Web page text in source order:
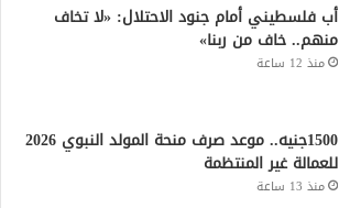
أب فلسطيني أمام جنود الاحتلال: «لا تخاف
منهم.. خاف من ربنا»
منذ 12 ساعة
1500جنيه.. موعد صرف منحة المولد النبوي 2026
للعمالة غير المنتظمة
منذ 13 ساعة